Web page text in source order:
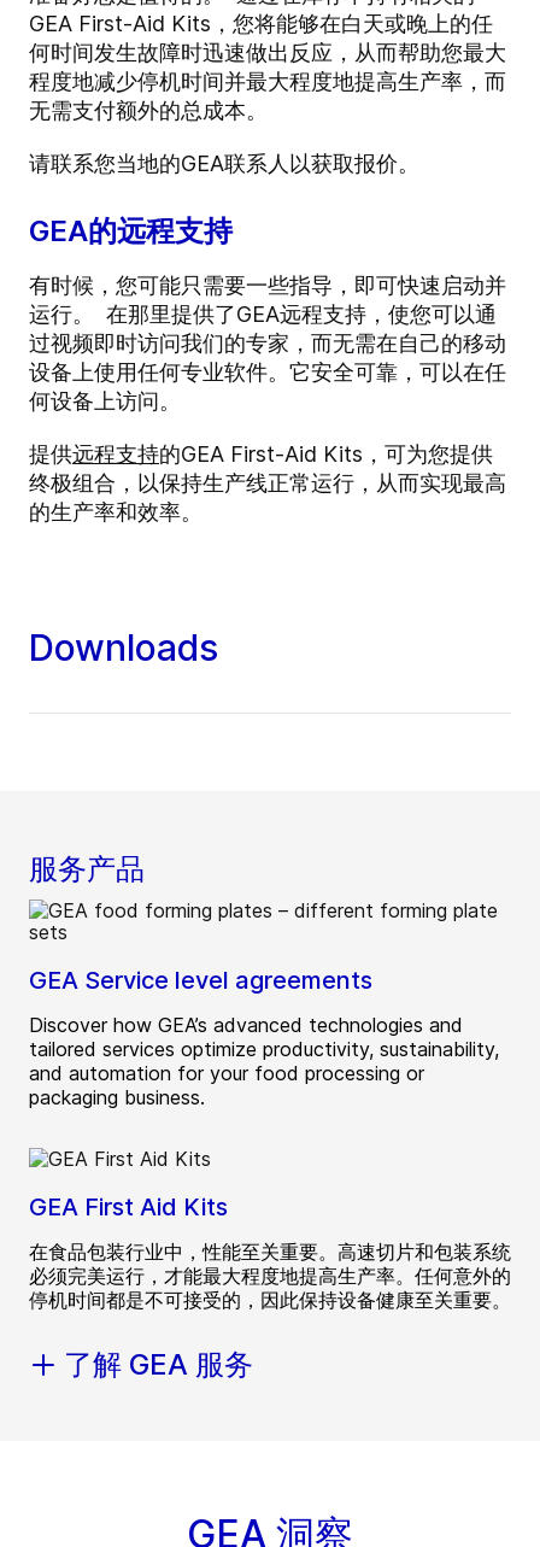
GEA First-Aid Kits，您将能够在白天或晚上的任
何时间发生故障时迅速做出反应，从而帮助您最大
程度地减少停机时间并最大程度地提高生产率，而
无需支付额外的总成本。
请联系您当地的GEA联系人以获取报价。
GEA的远程支持
有时候，您可能只需要一些指导，即可快速启动并
运行。 在那里提供了GEA远程支持，使您可以通
过视频即时访问我们的专家，而无需在自己的移动
设备上使用任何专业软件。它安全可靠，可以在任
何设备上访问。
提供远程支持的GEA First-Aid Kits，可为您提供
终极组合，以保持生产线正常运行，从而实现最高
的生产率和效率。
Downloads
服务产品
GEA Service level agreements
Discover how GEA’s advanced technologies and
tailored services optimize productivity, sustainability,
and automation for your food processing or
packaging business.
GEA First Aid Kits
在食品包装行业中，性能至关重要。高速切片和包装系统
必须完美运行，才能最大程度地提高生产率。任何意外的
停机时间都是不可接受的，因此保持设备健康至关重要。
了解 GEA 服务
GEA 洞察